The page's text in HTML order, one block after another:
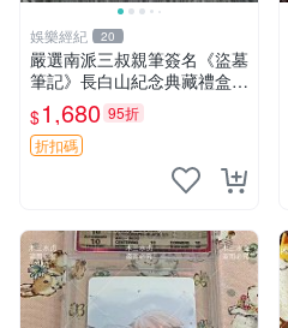
娛樂經紀 20
嚴選南派三叔親筆簽名《盜墓
筆記》長白山紀念典藏禮盒，
限量收藏必備 原著小說 定價
特別款
$1,680 95折
折扣碼